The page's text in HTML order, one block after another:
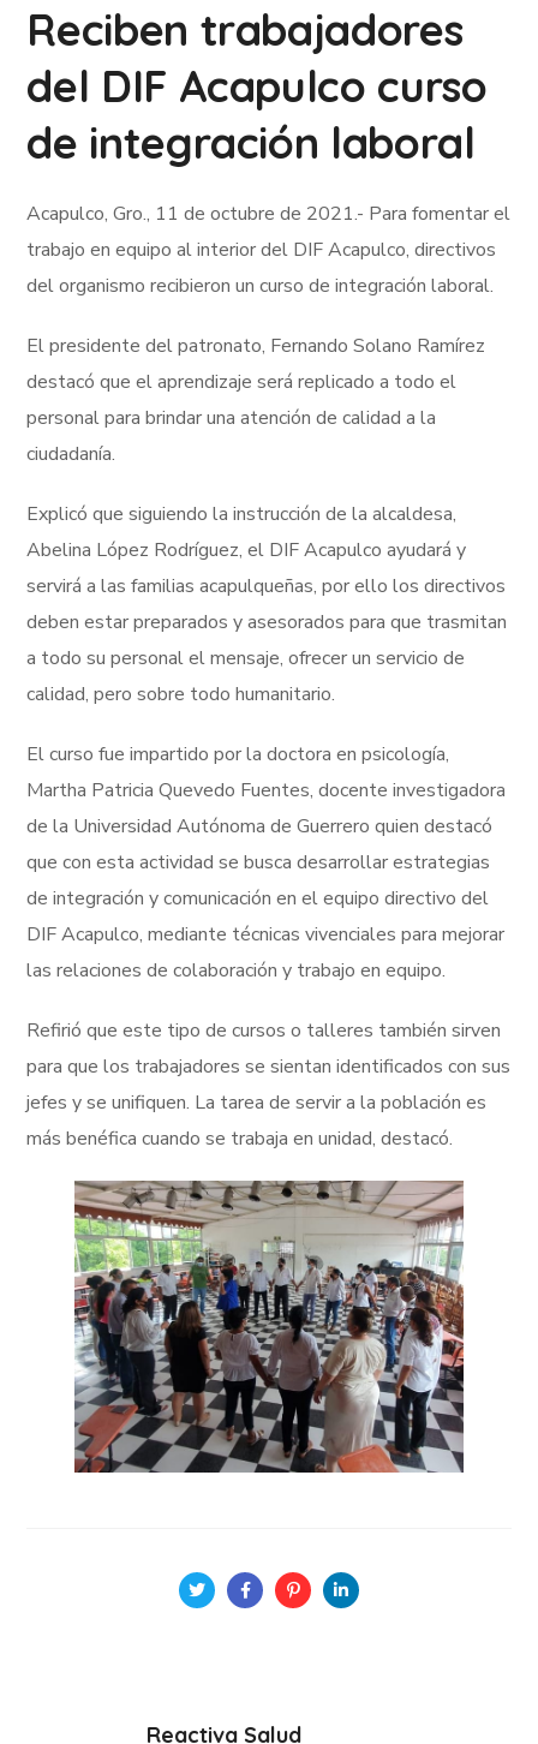
Reciben trabajadores
del DIF Acapulco curso
de integración laboral
Acapulco, Gro., 11 de octubre de 2021.- Para fomentar el
trabajo en equipo al interior del DIF Acapulco, directivos
del organismo recibieron un curso de integración laboral.
El presidente del patronato, Fernando Solano Ramírez
destacó que el aprendizaje será replicado a todo el
personal para brindar una atención de calidad a la
ciudadanía.
Explicó que siguiendo la instrucción de la alcaldesa,
Abelina López Rodríguez, el DIF Acapulco ayudará y
servirá a las familias acapulqueñas, por ello los directivos
deben estar preparados y asesorados para que trasmitan
a todo su personal el mensaje, ofrecer un servicio de
calidad, pero sobre todo humanitario.
El curso fue impartido por la doctora en psicología,
Martha Patricia Quevedo Fuentes, docente investigadora
de la Universidad Autónoma de Guerrero quien destacó
que con esta actividad se busca desarrollar estrategias
de integración y comunicación en el equipo directivo del
DIF Acapulco, mediante técnicas vivenciales para mejorar
las relaciones de colaboración y trabajo en equipo.
Refirió que este tipo de cursos o talleres también sirven
para que los trabajadores se sientan identificados con sus
jefes y se unifiquen. La tarea de servir a la población es
más benéfica cuando se trabaja en unidad, destacó.
Reactiva Salud